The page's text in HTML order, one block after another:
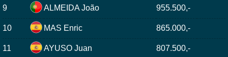
9 ALMEIDA João 955.500,-
10 MAS Enric 865.000,-
11 AYUSO Juan 807.500,-